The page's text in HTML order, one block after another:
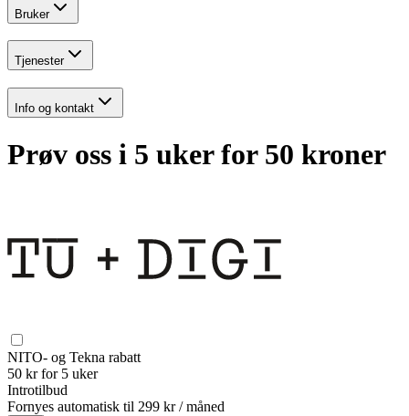
Bruker
Tjenester
Info og kontakt
Prøv oss i 5 uker for 50 kroner
NITO- og Tekna rabatt
50 kr for 5 uker
Introtilbud
Fornyes automatisk til 299 kr / måned